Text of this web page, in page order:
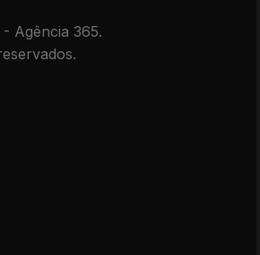
Agência 365.